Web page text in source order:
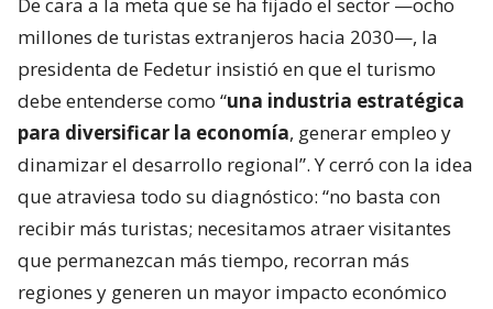
millones de turistas extranjeros hacia 2030—, la
presidenta de Fedetur insistió en que el turismo
debe entenderse como “una industria estratégica
para diversificar la economía, generar empleo y
dinamizar el desarrollo regional”. Y cerró con la idea
que atraviesa todo su diagnóstico: “no basta con
recibir más turistas; necesitamos atraer visitantes
que permanezcan más tiempo, recorran más
regiones y generen un mayor impacto económico